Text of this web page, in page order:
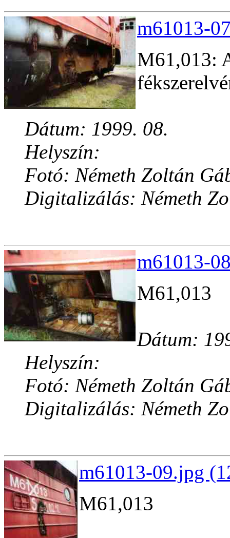
m61013-
M61,013:
Dátum: 1999. 08.
Helyszín:
Fotó: Németh Zoltán
Digitalizálás: Németh
m61013-
M61,013
Dátum:
Helyszín:
Fotó: Németh Zoltán
Digitalizálás: Németh
m61013-09.jpg
M61,013